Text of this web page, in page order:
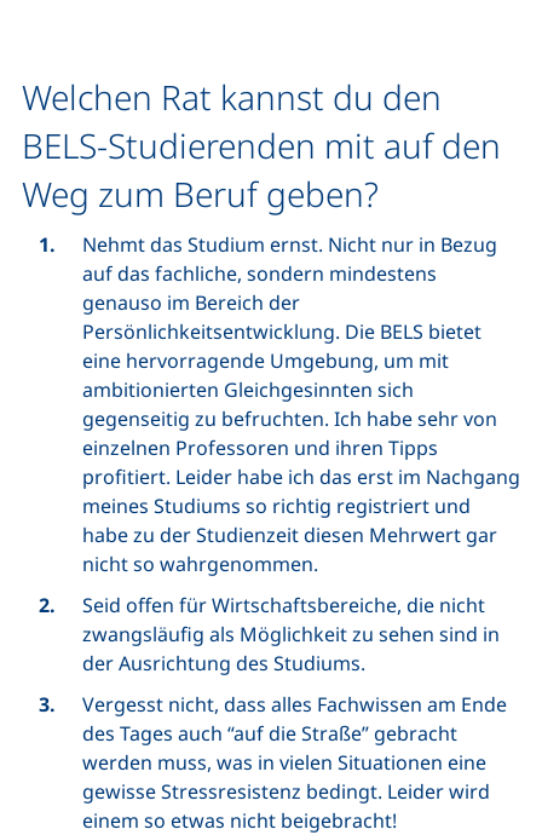
Welchen Rat kannst du den
BELS-Studierenden mit auf den
Weg zum Beruf geben?
Nehmt das Studium ernst. Nicht nur in Bezug
auf das fachliche, sondern mindestens
genauso im Bereich der
Persönlichkeitsentwicklung. Die BELS bietet
eine hervorragende Umgebung, um mit
ambitionierten Gleichgesinnten sich
gegenseitig zu befruchten. Ich habe sehr von
einzelnen Professoren und ihren Tipps
profitiert. Leider habe ich das erst im Nachgang
meines Studiums so richtig registriert und
habe zu der Studienzeit diesen Mehrwert gar
nicht so wahrgenommen.
Seid offen für Wirtschaftsbereiche, die nicht
zwangsläufig als Möglichkeit zu sehen sind in
der Ausrichtung des Studiums.
Vergesst nicht, dass alles Fachwissen am Ende
des Tages auch “auf die Straße” gebracht
werden muss, was in vielen Situationen eine
gewisse Stressresistenz bedingt. Leider wird
einem so etwas nicht beigebracht!